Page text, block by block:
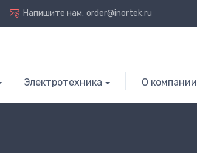
Напишите нам: order@inortek.ru
Электротехника О компании